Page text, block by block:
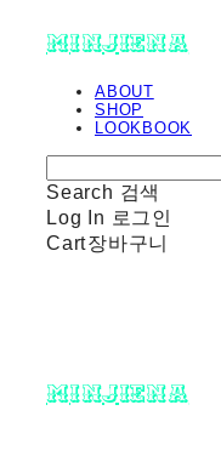
minjiena
ABOUT
SHOP
LOOKBOOK
Search 검색
Log In 로그인
Cart장바구니
minjiena